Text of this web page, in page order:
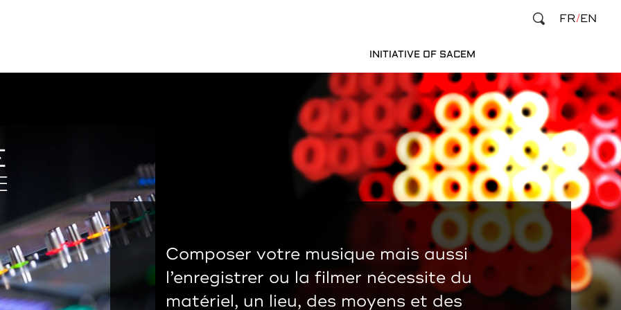
INITIATIVE OF SACEM
FR EN
Composer votre musique mais aussi
l’enregistrer ou la filmer nécessite du
matériel, un lieu, des moyens et des